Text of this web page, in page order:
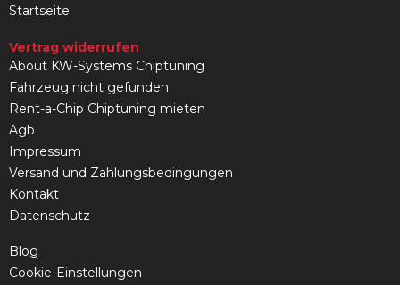
Startseite
Vertrag widerrufen
About KW-Systems Chiptuning
Fahrzeug nicht gefunden
Rent-a-Chip Chiptuning mieten
Agb
Impressum
Versand und Zahlungsbedingungen
Kontakt
Datenschutz
Blog
Cookie-Einstellungen